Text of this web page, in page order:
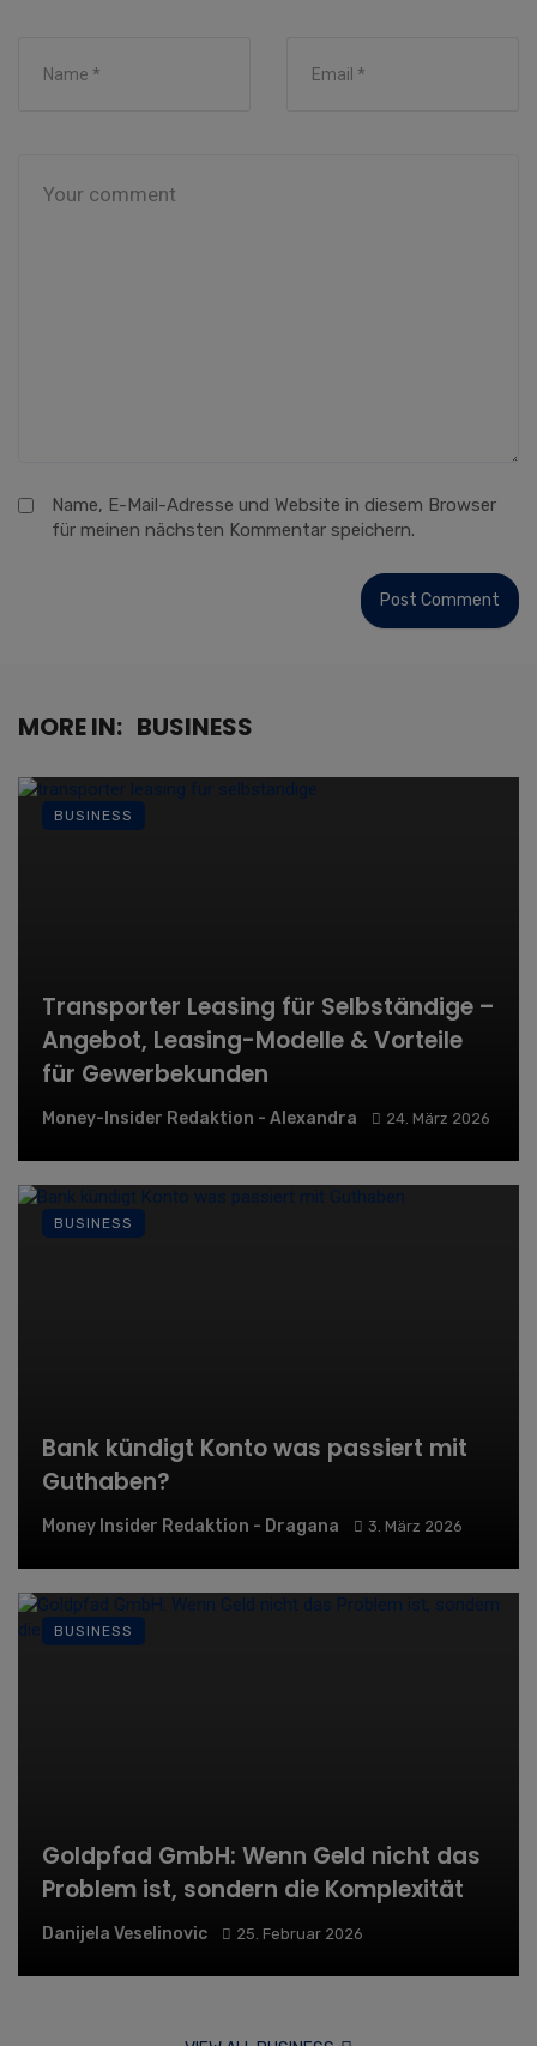
Name, E-Mail-Adresse und Website in diesem Browser
für meinen nächsten Kommentar speichern.
MORE IN: BUSINESS
Transporter Leasing für Selbständige –
Angebot, Leasing-Modelle & Vorteile
für Gewerbekunden
Money-Insider Redaktion - Alexandra 24. März 2026
BUSINESS
Bank kündigt Konto was passiert mit
Guthaben?
Money Insider Redaktion - Dragana 3. März 2026
BUSINESS
Goldpfad GmbH: Wenn Geld nicht das
Problem ist, sondern die Komplexität
Danijela Veselinovic 25. Februar 2026
BUSINESS